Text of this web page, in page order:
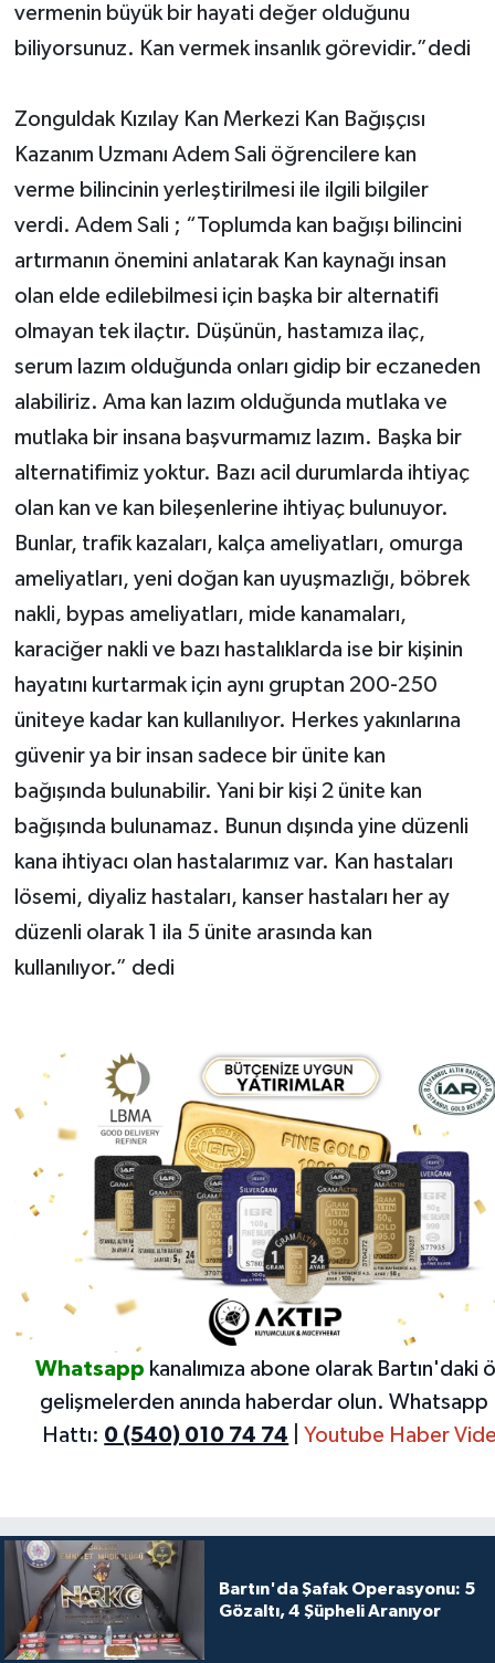
vermenin büyük bir hayati değer olduğunu
biliyorsunuz. Kan vermek insanlık görevidir.”dedi
Zonguldak Kızılay Kan Merkezi Kan Bağışçısı
Kazanım Uzmanı Adem Sali öğrencilere kan
verme bilincinin yerleştirilmesi ile ilgili bilgiler
verdi. Adem Sali ; “Toplumda kan bağışı bilincini
artırmanın önemini anlatarak Kan kaynağı insan
olan elde edilebilmesi için başka bir alternatifi
olmayan tek ilaçtır. Düşünün, hastamıza ilaç,
serum lazım olduğunda onları gidip bir eczaneden
alabiliriz. Ama kan lazım olduğunda mutlaka ve
mutlaka bir insana başvurmamız lazım. Başka bir
alternatifimiz yoktur. Bazı acil durumlarda ihtiyaç
olan kan ve kan bileşenlerine ihtiyaç bulunuyor.
Bunlar, trafik kazaları, kalça ameliyatları, omurga
ameliyatları, yeni doğan kan uyuşmazlığı, böbrek
nakli, bypas ameliyatları, mide kanamaları,
karaciğer nakli ve bazı hastalıklarda ise bir kişinin
hayatını kurtarmak için aynı gruptan 200-250
üniteye kadar kan kullanılıyor. Herkes yakınlarına
güvenir ya bir insan sadece bir ünite kan
bağışında bulunabilir. Yani bir kişi 2 ünite kan
bağışında bulunamaz. Bunun dışında yine düzenli
kana ihtiyacı olan hastalarımız var. Kan hastaları
lösemi, diyaliz hastaları, kanser hastaları her ay
düzenli olarak 1 ila 5 ünite arasında kan
kullanılıyor.” dedi
Whatsapp kanalımıza abone olarak Bartın'daki
gelişmelerden anında haberdar olun. Whatsapp
Hattı: 0 (540) 010 74 74 Youtube Haber
Bartın'da Şafak Operasyonu: 5
Gözaltı, 4 Şüpheli Aranıyor